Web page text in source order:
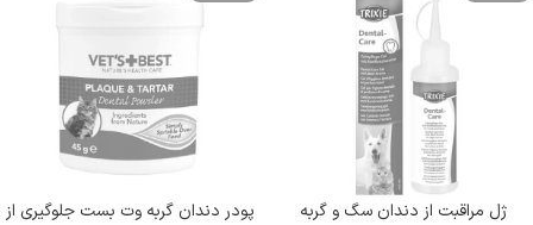
ژل مراقبت از دندان سگ و گربه
پودر دندان گربه وت بست جلوگیری از